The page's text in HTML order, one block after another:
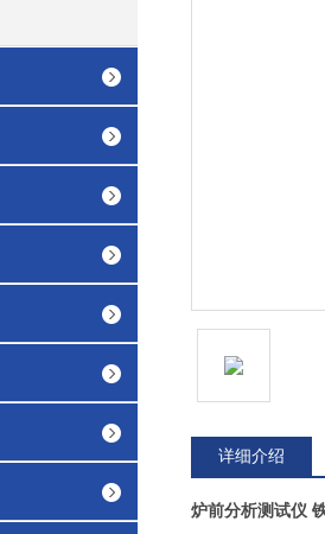
详细介绍
炉前分析测试仪